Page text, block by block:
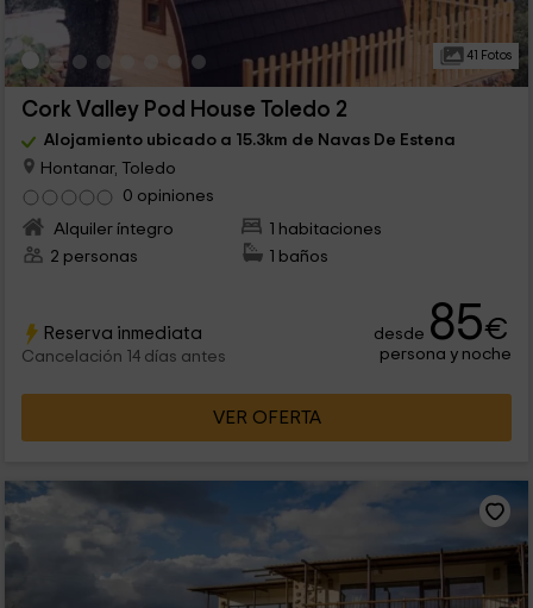
41 Fotos
Cork Valley Pod House Toledo 2
Alojamiento ubicado a 15.3km de Navas De Estena
Hontanar, Toledo
0 opiniones
Alquiler íntegro
1 habitaciones
2 personas
1 baños
Reserva inmediata
Cancelación 14 días antes
desde 85€
persona y noche
VER OFERTA